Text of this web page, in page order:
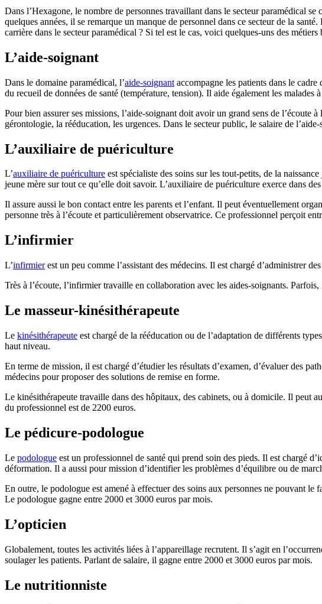
Dans l’Hexagone, le nombre de personnes travaillant dans le secteur paramédical
quelques années, il se remarque un manque de personnel dans ce secteur de la
carrière dans le secteur paramédical ? Si tel est le cas, voici quelques-uns des
L’aide-soignant
Dans le domaine paramédical, l’aide-soignant accompagne les patients dans le
du recueil de données de santé (température, tension). Il aide également les
Pour bien assurer ses missions, l’aide-soignant doit avoir un grand sens de l’écoute
gérontologie, la rééducation, les urgences. Dans le secteur public, le salaire de
L’auxiliaire de puériculture
L’auxiliaire de puériculture est spécialiste des soins sur les tout-petits, de la
jeune mère sur tout ce qu’elle doit savoir. L’auxiliaire de puériculture exerce dans
Il assure aussi le bon contact entre les parents et l’enfant. Il peut éventuellement
personne très à l’écoute et particulièrement observatrice. Ce professionnel perçoit
L’infirmier
L’infirmierest un peu comme l’assistant des médecins. Il est chargé d’administrer
Très à l’écoute, l’infirmier travaille en collaboration avec les aides-soignants.
Le masseur-kinésithérapeute
Le kinésithérapeute est chargé de la rééducation ou de l’adaptation de différents
haut niveau.
En terme de mission, il est chargé d’étudier les résultats d’examen, d’évaluer des
médecins pour proposer des solutions de remise en forme.
Le kinésithérapeute travaille dans des hôpitaux, des cabinets, ou à domicile. Il peut
du professionnel est de 2200 euros.
Le pédicure-podologue
Le podologue est un professionnel de santé qui prend soin des pieds. Il est chargé
déformation. Il a aussi pour mission d’identifier les problèmes d’équilibre ou de
En outre, le podologue est amené à effectuer des soins aux personnes ne pouvant
Le podologue gagne entre 2000 et 3000 euros par mois.
L’opticien
Globalement, toutes les activités liées à l’appareillage recrutent. Il s’agit en
soulager les patients. Parlant de salaire, il gagne entre 2000 et 3000 euros par mois.
Le nutritionniste